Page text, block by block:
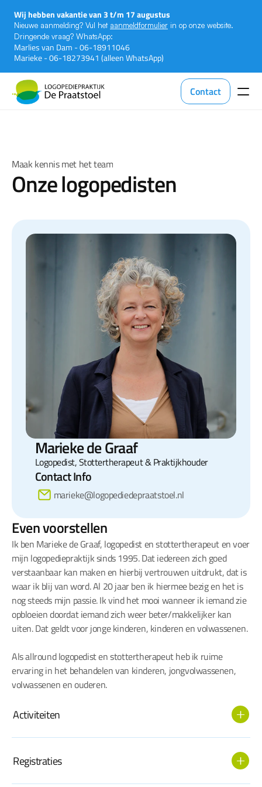
Wij hebben vakantie van 3 t/m 17 augustus
Nieuwe aanmelding? Vul het aanmeldformulier in op onze website.
Dringende vraag? WhatsApp:
Marlies van Dam - 06-18911046
Marieke - 06-18273941 (alleen WhatsApp)
Contact
Maak kennis met het team
Onze logopedisten
Marieke de Graaf
Logopedist, Stottertherapeut & Praktijkhouder
Contact Info
marieke@logopediedepraatstoel.nl
Even voorstellen
Ik ben Marieke de Graaf, logopedist en stottertherapeut en voer
mijn logopediepraktijk sinds 1995. Dat iedereen zich goed
verstaanbaar kan maken en hierbij vertrouwen uitdrukt, dat is
waar ik blij van word. Al 20 jaar ben ik hiermee bezig en het is
nog steeds mijn passie. Ik vind het mooi wanneer ik iemand zie
opbloeien doordat iemand zich weer beter/makkelijker kan
uiten. Dat geldt voor jonge kinderen, kinderen en volwassenen.
Als allround logopedist en stottertherapeut heb ik ruime
ervaring in het behandelen van kinderen, jongvolwassenen,
volwassenen en ouderen.
Activiteiten
scholen (peuter-, basis- en middelbare scholen)
Registraties